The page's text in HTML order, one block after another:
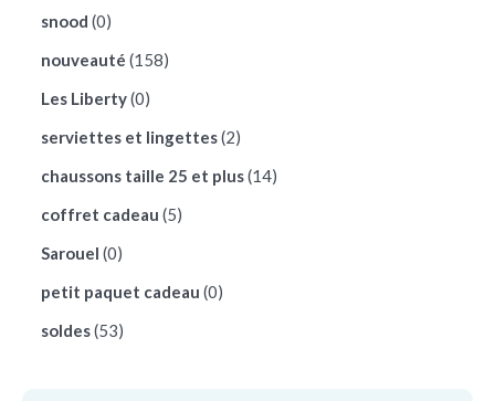
snood (0)
nouveauté (158)
Les Liberty(0)
serviettes et lingettes(2)
chaussons taille 25 et plus(14)
coffret cadeau (5)
Sarouel (0)
petit paquet cadeau (0)
soldes(53)